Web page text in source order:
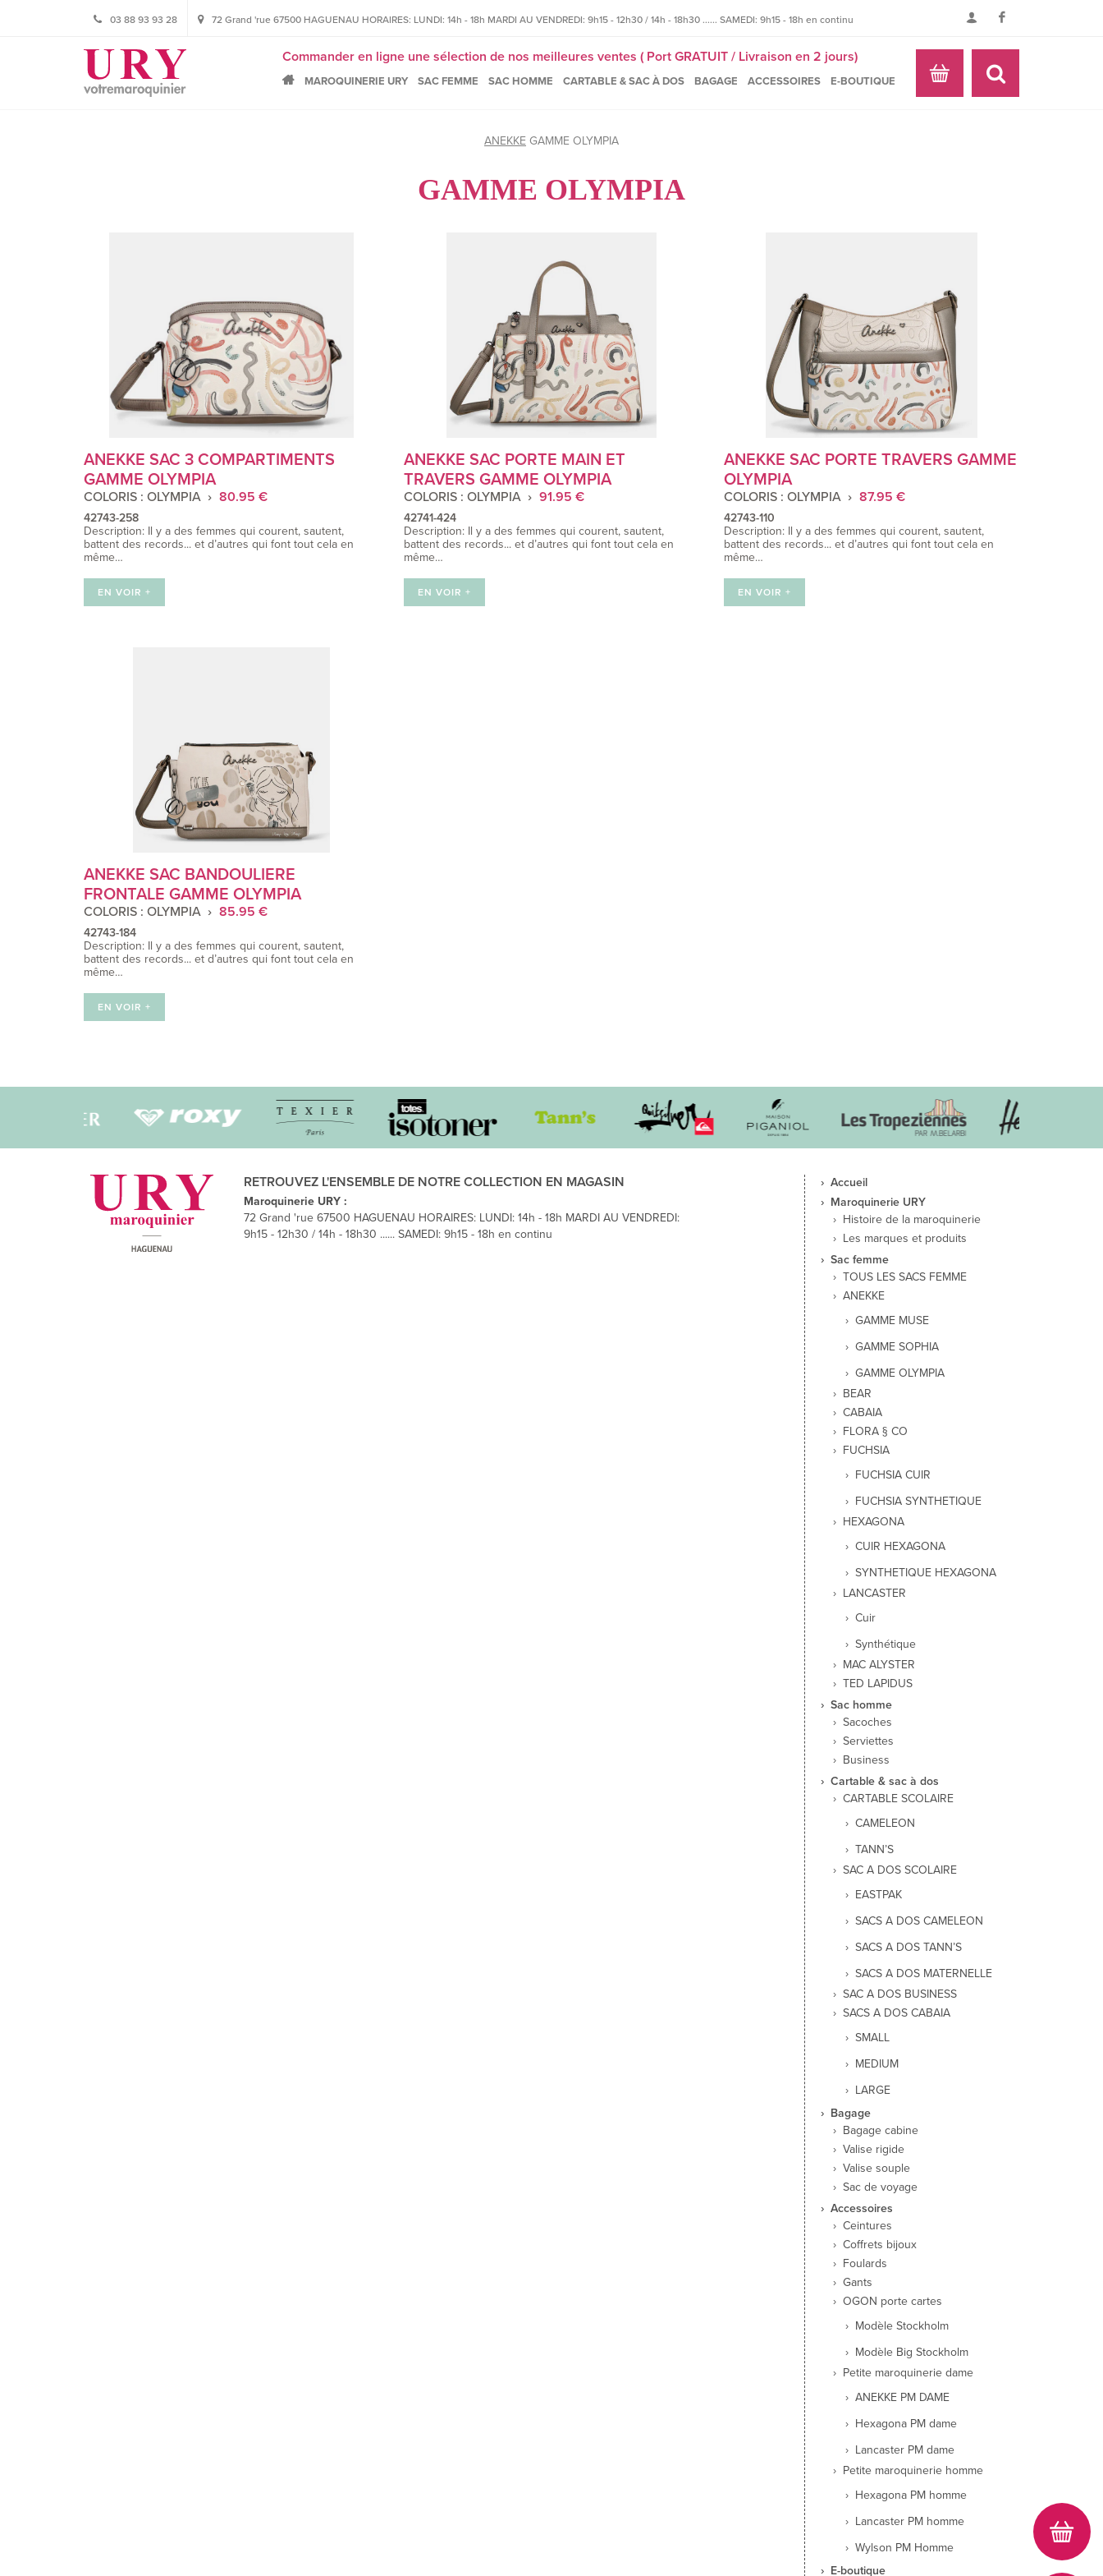
03 88 93 93 28 72 Grand 'rue 67500 HAGUENAU HORAIRES: LUNDI: 14h - 18h MARDI AU VENDREDI: 9h15 - 12h30 / 14h - 18h30 ...... SAMEDI: 9h15 - 18h en continu
Commander en ligne une sélection de nos meilleures ventes ( Port GRATUIT / Livraison en 2 jours)
MAROQUINERIE URY SAC FEMME SAC HOMME CARTABLE & SAC À DOS BAGAGE ACCESSOIRES E-BOUTIQUE
ANEKKE GAMME OLYMPIA
GAMME OLYMPIA
ANEKKE SAC 3 COMPARTIMENTS
GAMME OLYMPIA
COLORIS : OLYMPIA 80.95 €
42743-258
Description: Il y a des femmes qui courent, sautent,
battent des records... et d’autres qui font tout cela en
même…
EN VOIR +
ANEKKE SAC PORTE MAIN ET
TRAVERS GAMME OLYMPIA
COLORIS : OLYMPIA 91.95 €
42741-424
Description: Il y a des femmes qui courent, sautent,
battent des records... et d’autres qui font tout cela en
même…
EN VOIR +
ANEKKE SAC PORTE TRAVERS GAMME
OLYMPIA
COLORIS : OLYMPIA 87.95 €
42743-110
Description: Il y a des femmes qui courent, sautent,
battent des records... et d’autres qui font tout cela en
même…
EN VOIR +
ANEKKE SAC BANDOULIERE
FRONTALE GAMME OLYMPIA
COLORIS : OLYMPIA 85.95 €
42743-184
Description: Il y a des femmes qui courent, sautent,
battent des records... et d’autres qui font tout cela en
même…
EN VOIR +
des
RETROUVEZ L'ENSEMBLE DE NOTRE COLLECTION EN MAGASIN
Maroquinerie URY :
72 Grand 'rue 67500 HAGUENAU HORAIRES: LUNDI: 14h - 18h MARDI AU VENDREDI:
9h15 - 12h30 / 14h - 18h30 ...... SAMEDI: 9h15 - 18h en continu
Accueil
Maroquinerie URY
Histoire de la maroquinerie
Les marques et produits
Sac femme
TOUS LES SACS FEMME
ANEKKE
GAMME MUSE
GAMME SOPHIA
GAMME OLYMPIA
BEAR
CABAIA
FLORA § CO
FUCHSIA
FUCHSIA CUIR
FUCHSIA SYNTHETIQUE
HEXAGONA
CUIR HEXAGONA
SYNTHETIQUE HEXAGONA
LANCASTER
Cuir
Synthétique
MAC ALYSTER
TED LAPIDUS
Sac homme
Sacoches
Serviettes
Business
Cartable & sac à dos
CARTABLE SCOLAIRE
CAMELEON
TANN’S
SAC A DOS SCOLAIRE
EASTPAK
SACS A DOS CAMELEON
SACS A DOS TANN’S
SACS A DOS MATERNELLE
SAC A DOS BUSINESS
SACS A DOS CABAIA
SMALL
MEDIUM
LARGE
Bagage
Bagage cabine
Valise rigide
Valise souple
Sac de voyage
Accessoires
Ceintures
Coffrets bijoux
Foulards
Gants
OGON porte cartes
Modèle Stockholm
Modèle Big Stockholm
Petite maroquinerie dame
ANEKKE PM DAME
Hexagona PM dame
Lancaster PM dame
Petite maroquinerie homme
Hexagona PM homme
Lancaster PM homme
Wylson PM Homme
E-boutique